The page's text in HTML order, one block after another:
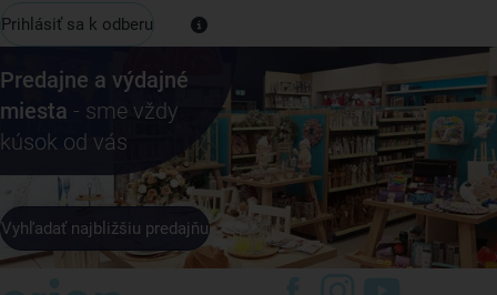
Prihlásiť sa k odberu
Predajne a výdajné
miesta - sme vždy
kúsok od vás
Vyhľadať najbližšiu predajňu